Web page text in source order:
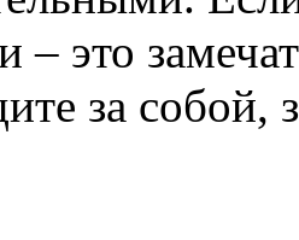
– это
за собой,